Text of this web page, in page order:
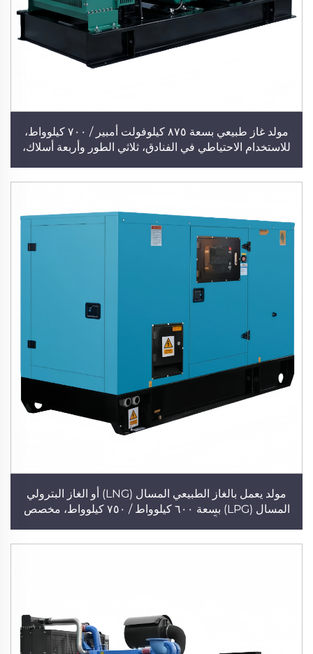
مولد غاز طبيعي بسعة ٨٧٥ كيلوفولت أمبير / ٧٠٠ كيلوواط،
للاستخدام الاحتياطي في الفنادق، ثلاثي الطور وأربعة أسلاك،
مولد يعمل بالغاز الطبيعي المسال (LNG) أو الغاز البترولي
المسال (LPG) بسعة ٦٠٠ كيلوواط / ٧٥٠ كيلوواط، مخصص